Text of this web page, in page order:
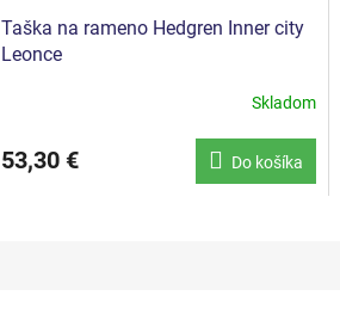
Taška na rameno Hedgren Inner city
Leonce
Skladom
53,30 € Do košíka